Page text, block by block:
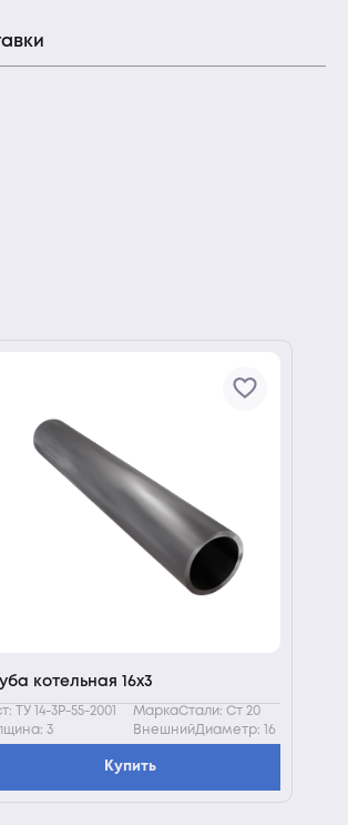
котельная 16х3
ТУ 14-3Р-55-2001
МаркаСтали: Ст 20
3
ВнешнийДиаметр: 16
Купить